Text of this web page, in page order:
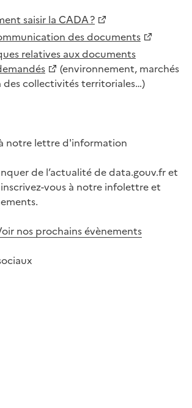
saisir la CADA ?
des documents
relatives aux documents
(environnement, marchés
des collectivités territoriales…)
notre lettre d'information
de l’actualité de data.gouv.fr et
vous à notre infolettre et
nos prochains évènements